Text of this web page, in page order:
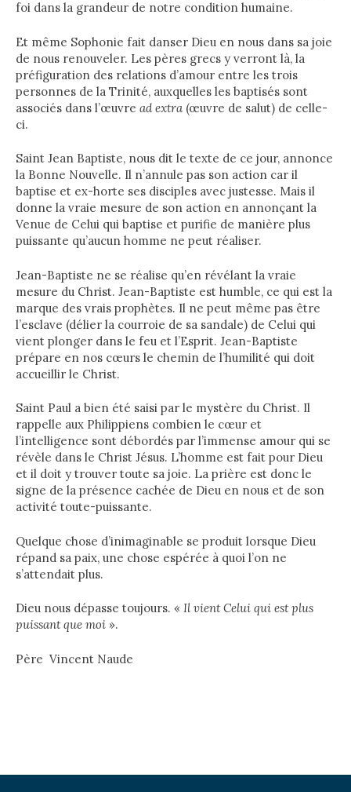
foi dans la grandeur de notre condition humaine.
Et même Sophonie fait danser Dieu en nous dans sa joie
de nous renouveler. Les pères grecs y verront là, la
préfiguration des relations d’amour entre les trois
personnes de la Trinité, auxquelles les baptisés sont
associés dans l’œuvre ad extra (œuvre de salut) de celle-
ci.
Saint Jean Baptiste, nous dit le texte de ce jour, annonce
la Bonne Nouvelle. Il n’annule pas son action car il
baptise et ex-horte ses disciples avec justesse. Mais il
donne la vraie mesure de son action en annonçant la
Venue de Celui qui baptise et purifie de manière plus
puissante qu’aucun homme ne peut réaliser.
Jean-Baptiste ne se réalise qu’en révélant la vraie
mesure du Christ. Jean-Baptiste est humble, ce qui est la
marque des vrais prophètes. Il ne peut même pas être
l’esclave (délier la courroie de sa sandale) de Celui qui
vient plonger dans le feu et l’Esprit. Jean-Baptiste
prépare en nos cœurs le chemin de l’humilité qui doit
accueillir le Christ.
Saint Paul a bien été saisi par le mystère du Christ. Il
rappelle aux Philippiens combien le cœur et
l’intelligence sont débordés par l’immense amour qui se
révèle dans le Christ Jésus. L’homme est fait pour Dieu
et il doit y trouver toute sa joie. La prière est donc le
signe de la présence cachée de Dieu en nous et de son
activité toute-puissante.
Quelque chose d’inimaginable se produit lorsque Dieu
répand sa paix, une chose espérée à quoi l’on ne
s’attendait plus.
Dieu nous dépasse toujours. « Il vient Celui qui est plus
puissant que moi ».
Père Vincent Naude